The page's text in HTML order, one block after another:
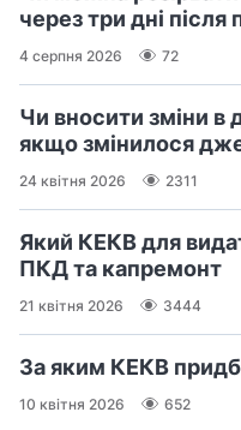
через три дні після
4 серпня 2026 72
Чи вносити зміни в
якщо змінилося
24 квітня 2026 2311
Який КЕКВ для
ПКД та капремонт
21 квітня 2026 3444
За яким КЕКВ
10 квітня 2026 652